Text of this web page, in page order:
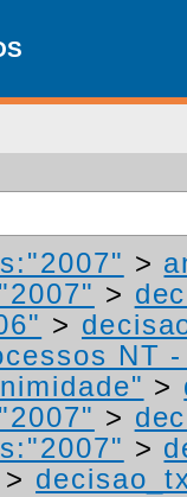
>
>
>
NT
>
>
>
>